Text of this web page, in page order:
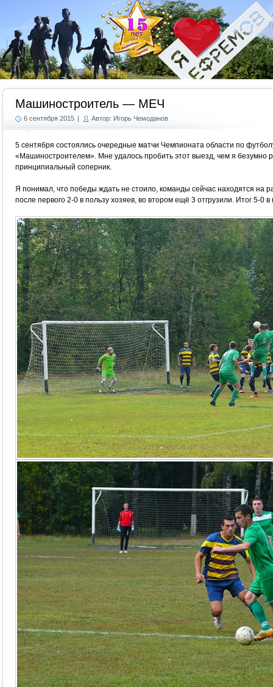
Машиностроитель — МЕЧ
6 сентября 2015 | Автор: Игорь Чемоданов
5 сентября состоялись очередные матчи Чемпионата области по
«Машиностроителем». Мне удалось пробить этот выезд, чем я безумно
принципиальный соперник.
Я понимал, что победы ждать не стоило, команды сейчас находятся на
после первого 2-0 в пользу хозяев, во втором ещё 3 отгрузили. Итог 5-0 в